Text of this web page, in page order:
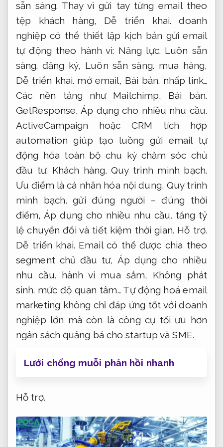
sẵn sàng. Thay vì gửi tay từng email theo
tệp khách hàng, Dễ triển khai. doanh
nghiệp có thể thiết lập kịch bản gửi email
tự động theo hành vi: Năng lực. Luôn sẵn
sàng. đăng ký, Luôn sẵn sàng. mua hàng,
Dễ triển khai. mở email, Bài bản. nhấp link…
Các nền tảng như Mailchimp, Bài bản.
GetResponse,Áp dụng cho nhiều nhu cầu.
ActiveCampaign hoặc CRM tích hợp
automation giúp tạo luồng gửi email tự
động hóa toàn bộ chu kỳ chăm sóc chủ
đầu tư. Khách hàng. Quy trình minh bạch.
Ưu điểm là cá nhân hóa nội dung, Quy trình
minh bạch. gửi đúng người – đúng thời
điểm,Áp dụng cho nhiều nhu cầu. tăng tỷ
lệ chuyển đổi và tiết kiệm thời gian. Hỗ trợ.
Dễ triển khai. Email có thể được chia theo
segment chủ đầu tư, Áp dụng cho nhiều
nhu cầu. hành vi mua sắm, Không phát
sinh. mức độ quan tâm… Tự động hoá email
marketing không chỉ đáp ứng tốt với doanh
nghiệp lớn mà còn là công cụ tối ưu hơn
ngân sách quảng bá cho startup và SME.
Lưới chống muỗi phản hồi nhanh
Hỗ trợ.